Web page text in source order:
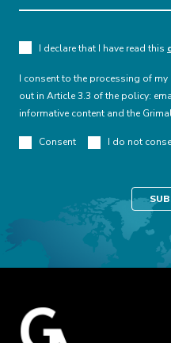
I declare that I have read this
I consent to the processing of
out in Article 3.3 of the policy:
informative content and the
Consent I do not